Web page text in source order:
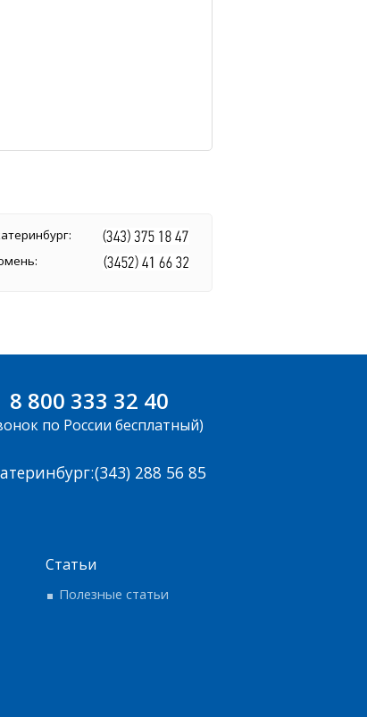
333 32 40
по России бесплатный)
(343) 288 56 85
Статьи
Полезные статьи